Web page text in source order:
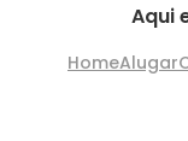
Aqui
HomeAlugar